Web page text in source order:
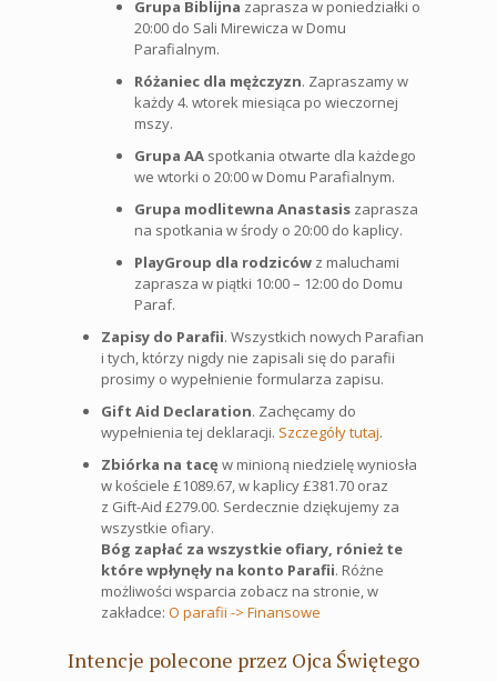
Grupa Biblijna zaprasza w poniedziałki o
20:00 do Sali Mirewicza w Domu
Parafialnym.
Różaniec dla mężczyzn. Zapraszamy w
każdy 4. wtorek miesiąca po wieczornej
mszy.
Grupa AA spotkania otwarte dla każdego
we wtorki o 20:00 w Domu Parafialnym.
Grupa modlitewna Anastasis zaprasza
na spotkania w środy o 20:00 do kaplicy.
PlayGroup dla rodziców z maluchami
zaprasza w piątki 10:00 – 12:00 do Domu
Paraf.
Zapisy do Parafii. Wszystkich nowych Parafian
i tych, którzy nigdy nie zapisali się do parafii
prosimy o wypełnienie formularza zapisu.
Gift Aid Declaration. Zachęcamy do
wypełnienia tej deklaracji. Szczegóły tutaj.
Zbiórka na tacę w minioną niedzielę wyniosła
w kościele £1089.67, w kaplicy £381.70 oraz
z Gift-Aid £279.00. Serdecznie dziękujemy za
wszystkie ofiary.
Bóg zapłać za wszystkie ofiary, rónież te
które wpłynęły na konto Parafii. Różne
możliwości wsparcia zobacz na stronie, w
zakładce:O parafii -> Finansowe
Intencje polecone przez Ojca Świętego